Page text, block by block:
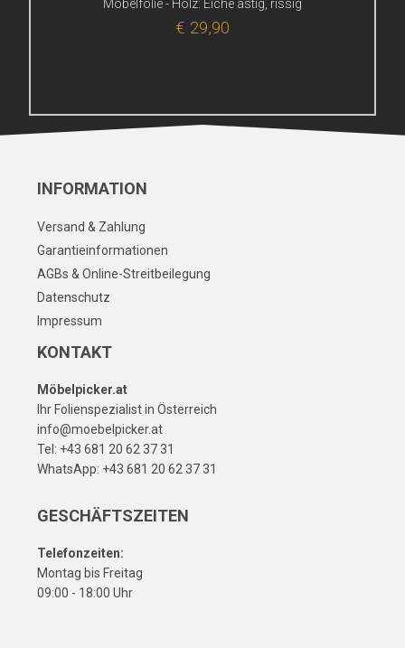
Möbelfolie - Holz: Eiche astig, rissig
€ 29,90
INFORMATION
Versand & Zahlung
Garantieinformationen
AGBs & Online-Streitbeilegung
Datenschutz
Impressum
KONTAKT
Möbelpicker.at
Ihr Folienspezialist in Österreich
info@moebelpicker.at
Tel: +43 681 20 62 37 31
WhatsApp: +43 681 20 62 37 31
GESCHÄFTSZEITEN
Telefonzeiten:
Montag bis Freitag
09:00 - 18:00 Uhr